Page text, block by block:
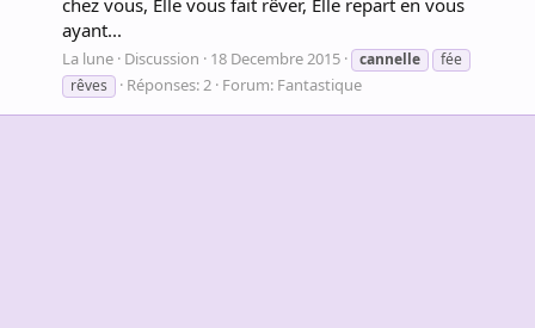
chez vous, Elle vous fait rêver, Elle repart en vous
ayant...
La lune Discussion 18 Decembre 2015 cannelle
fée
rêves
Réponses: 2 Forum: Fantastique